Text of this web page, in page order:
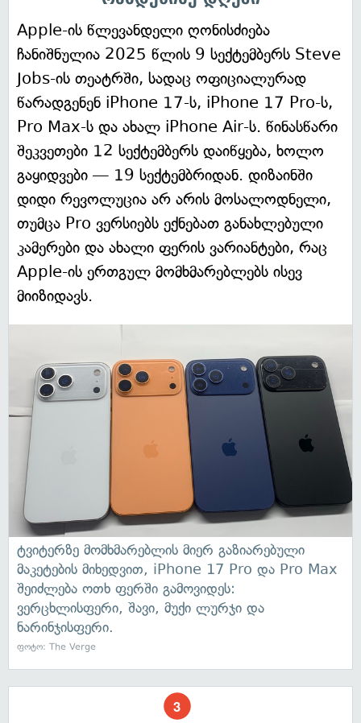
Apple-ის წლევანდელი ღონისძიება
ჩანიშნულია 2025 წლის 9 სექტემბერს Steve
Jobs-ის თეატრში, სადაც ოფიციალურად
წარადგენენ iPhone 17-ს, iPhone 17 Pro-ს,
Pro Max-ს და ახალ iPhone Air-ს. წინასწარი
შეკვეთები 12 სექტემბერს დაიწყება, ხოლო
გაყიდვები — 19 სექტემბრიდან. დიზაინში
დიდი რევოლუცია არ არის მოსალოდნელი,
თუმცა Pro ვერსიებს ექნებათ განახლებული
კამერები და ახალი ფერის ვარიანტები, რაც
Apple-ის ერთგულ მომხმარებლებს ისევ
მიიზიდავს.
ტვიტერზე მომხმარებლის მიერ გაზიარებული
მაკეტების მიხედვით, iPhone 17 Pro და Pro Max
შეიძლება ოთხ ფერში გამოვიდეს:
ვერცხლისფერი, შავი, მუქი ლურჯი და
ნარინჯისფერი.
ფოტო: The Verge